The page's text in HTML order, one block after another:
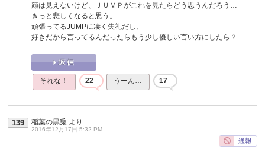
顔は見えないけど、ＪＵＭＰがこれを見たらどう思うんだろう…
きっと悲しくなると思う。
頑張ってるJUMPに凄く失礼だし、
好きだから言ってるんだったらもう少し優しい言い方にしたら？
それな！ 22 うーん… 17
139 稲葉の黒兎 より
2016年12月17日 5:32 PM